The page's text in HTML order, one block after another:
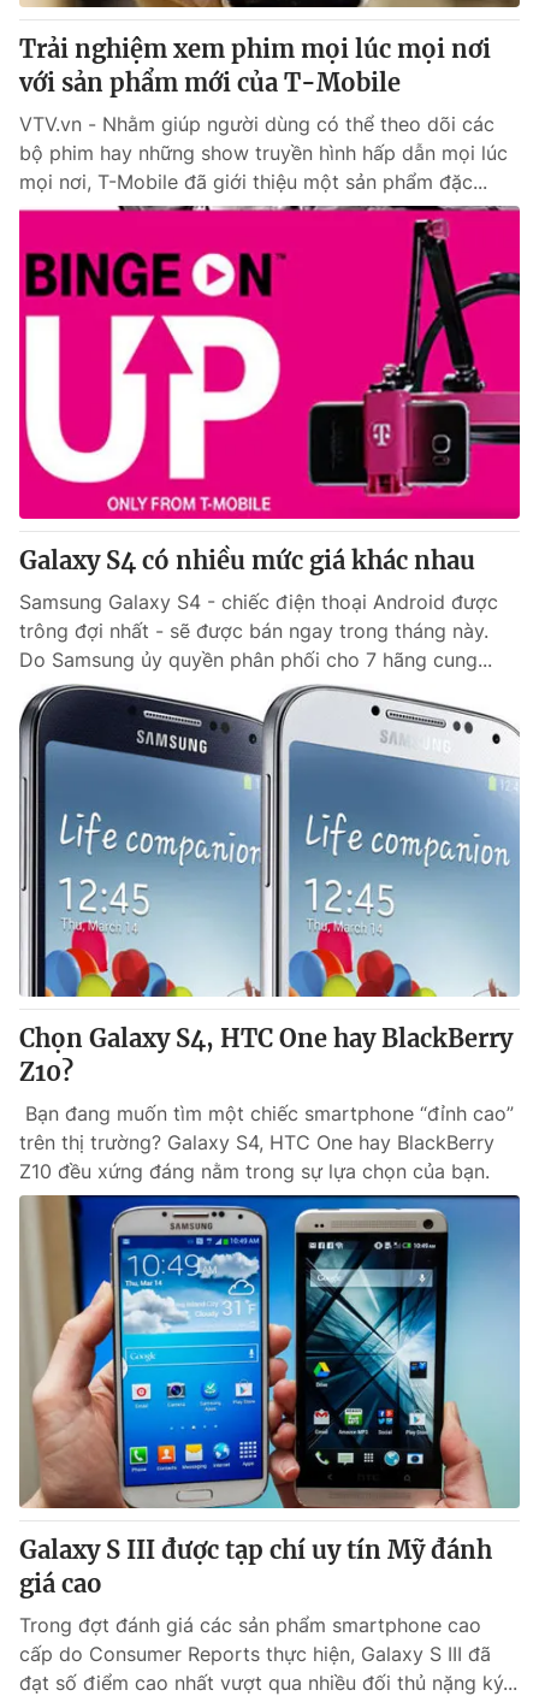
® Cấm sao chép dưới mọi hình thức nếu không có sự chấp
thuận bằng văn bản. Ghi rõ nguồn VTV.vn khi phát hành lại
thông tin từ website này.
Trải nghiệm xem phim mọi lúc mọi nơi
với sản phẩm mới của T-Mobile
VTV.vn - Nhằm giúp người dùng có thể theo dõi các
bộ phim hay những show truyền hình hấp dẫn mọi lúc
mọi nơi, T-Mobile đã giới thiệu một sản phẩm đặc...
Galaxy S4 có nhiều mức giá khác nhau
Samsung Galaxy S4 - chiếc điện thoại Android được
trông đợi nhất - sẽ được bán ngay trong tháng này.
Do Samsung ủy quyền phân phối cho 7 hãng cung...
Chọn Galaxy S4, HTC One hay BlackBerry
Z10?
Bạn đang muốn tìm một chiếc smartphone “đỉnh cao”
trên thị trường? Galaxy S4, HTC One hay BlackBerry
Z10 đều xứng đáng nằm trong sự lựa chọn của bạn.
Galaxy S III được tạp chí uy tín Mỹ đánh
giá cao
Trong đợt đánh giá các sản phẩm smartphone cao
cấp do Consumer Reports thực hiện, Galaxy S III đã
đạt số điểm cao nhất vượt qua nhiều đối thủ nặng ký...